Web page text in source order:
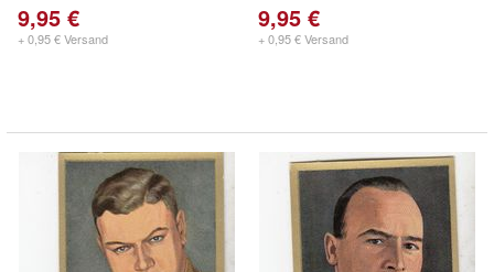
9,95 €
+ 0,95 € Versand
9,95 €
+ 0,95 € Versand